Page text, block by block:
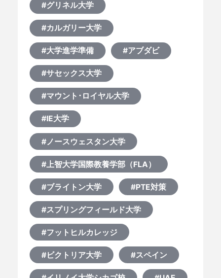
#グリネル大学
#カルガリー大学
#大学進学準備 #アブダビ
#サセックス大学
#マウント･ロイヤル大学
#IE大学
#ノースウェスタン大学
#上智大学国際教養学部（FLA）
#ブライトン大学 #PTE対策
#スプリングフィールド大学
#フットヒルカレッジ
#ビクトリア大学 #スペイン